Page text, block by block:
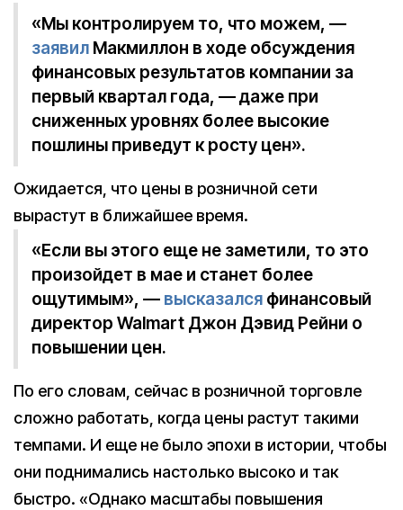
«Мы контролируем то, что можем, —
заявил Макмиллон в ходе обсуждения
финансовых результатов компании за
первый квартал года, — даже при
сниженных уровнях более высокие
пошлины приведут к росту цен».
Ожидается, что цены в розничной сети
вырастут в ближайшее время.
«Если вы этого еще не заметили, то это
произойдет в мае и станет более
ощутимым», — высказался финансовый
директор Walmart Джон Дэвид Рейни о
повышении цен.
По его словам, сейчас в розничной торговле
сложно работать, когда цены растут такими
темпами. И еще не было эпохи в истории, чтобы
они поднимались настолько высоко и так
быстро. «Однако масштабы повышения